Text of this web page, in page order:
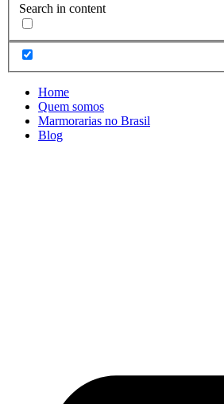
Search in content
Home
Quem somos
Marmorarias no Brasil
Blog